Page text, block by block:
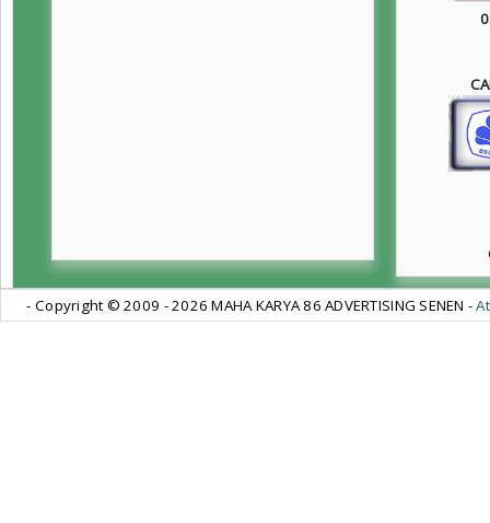
- Copyright © 2009 -2026 MAHA KARYA 86 ADVERTISING SENEN -